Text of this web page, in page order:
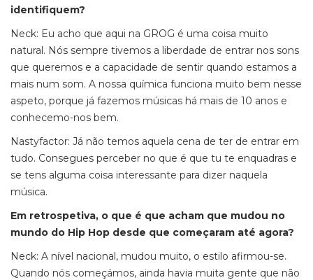
identifiquem?
Neck: Eu acho que aqui na GROG é uma coisa muito
natural. Nós sempre tivemos a liberdade de entrar nos sons
que queremos e a capacidade de sentir quando estamos a
mais num som. A nossa química funciona muito bem nesse
aspeto, porque já fazemos músicas há mais de 10 anos e
conhecemo-nos bem.
Nastyfactor: Já não temos aquela cena de ter de entrar em
tudo. Consegues perceber no que é que tu te enquadras e
se tens alguma coisa interessante para dizer naquela
música.
Em retrospetiva, o que é que acham que mudou no
mundo do Hip Hop desde que começaram até agora?
Neck: A nível nacional, mudou muito, o estilo afirmou-se.
Quando nós começámos, ainda havia muita gente que não